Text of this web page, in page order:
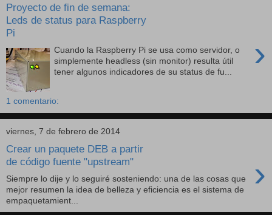
Proyecto de fin de semana:
Leds de status para Raspberry
Pi
›
Cuando la Raspberry Pi se usa como servidor, o
simplemente headless (sin monitor) resulta útil
tener algunos indicadores de su status de fu...
1 comentario:
viernes, 7 de febrero de 2014
Crear un paquete DEB a partir
de código fuente "upstream"
›
Siempre lo dije y lo seguiré sosteniendo: una de las cosas que
mejor resumen la idea de belleza y eficiencia es el sistema de
empaquetamient...